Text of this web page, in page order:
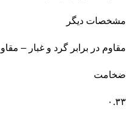
مشخصات دیگر
مقاوم در برابر گرد و غبار –
ضخامت
۰.۳۳